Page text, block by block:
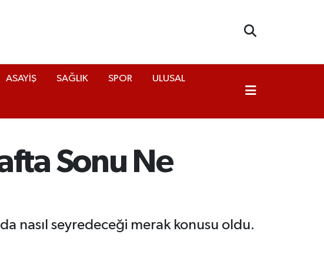
ASAYİŞ SAĞLIK SPOR ULUSAL
Sonu Ne
nasıl seyredeceği merak konusu oldu.